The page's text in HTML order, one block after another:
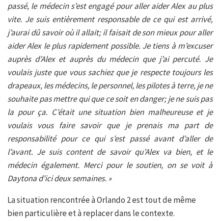
passé, le médecin s’est engagé pour aller aider Alex au plus
vite. Je suis entièrement responsable de ce qui est arrivé,
j’aurai dû savoir où il allait; il faisait de son mieux pour aller
aider Alex le plus rapidement possible. Je tiens à m’excuser
auprès d’Alex et auprès du médecin que j’ai percuté. Je
voulais juste que vous sachiez que je respecte toujours les
drapeaux, les médecins, le personnel, les pilotes à terre, je ne
souhaite pas mettre qui que ce soit en danger; je ne suis pas
la pour ça. C’était une situation bien malheureuse et je
voulais vous faire savoir que je prenais ma part de
responsabilité pour ce qui s’est passé avant d’aller de
l’avant. Je suis content de savoir qu’Alex va bien, et le
médecin également. Merci pour le soutien, on se voit à
Daytona d’ici deux semaines. »
La situation rencontrée à Orlando 2 est tout de même
bien particulière et à replacer dans le contexte.